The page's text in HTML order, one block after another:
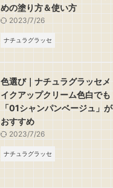
めの塗り方＆使い方
2023/7/26
ナチュラグラッセ
色選び｜ナチュラグラッセメ
イクアップクリーム色白でも
「01シャンパンベージュ」が
おすすめ
2023/7/26
ナチュラグラッセ